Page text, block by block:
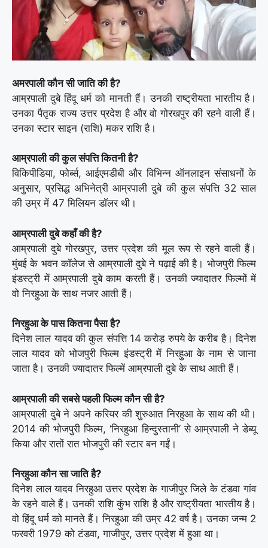
अमरपाली कौन सी जाति की है?
आम्रपाली दुबे हिंदू धर्म को मानती हैं। उनकी राष्ट्रीयता भारतीय है।
उनका पैतृक राज्य उत्तर प्रदेश है और वो गोरखपुर की रहने वाली हैं।
उनका स्टार साइन (राशि) मकर राशि है।
आम्रपाली की कुल संपत्ति कितनी है?
विकिपीडिया, फोर्ब्स, आईएमडीबी और विभिन्न ऑनलाइन संसाधनों के
अनुसार, प्रसिद्ध अभिनेत्री आम्रपाली दुबे की कुल संपत्ति 32 साल
की उम्र में 47 मिलियन डॉलर थी।
आम्रपाली दुबे कहाँ की है?
आम्रपाली दुबे गोरखपुर, उत्तर प्रदेश की मूल रूप से रहने वाली हैं।
मुंबई के भवन कॉलेज से आम्रपाली दुबे ने पढ़ाई की है। भोजपुरी फिल्म
इंडस्ट्री में आम्रपाली दुबे काम करती हैं। उनकी ज्यादातर फिल्मों में
वो निरहुआ के साथ नजर आती हैं।
निरहुआ के पास कितना पैसा है?
दिनेश लाल यादव की कुल संपत्ति 14 करोड़ रुपये के करीब है। दिनेश
लाल यादव को भोजपुरी फिल्म इंडस्ट्री में निरहुआ के नाम से जाना
जाता है। उनकी ज्यादातर फिल्में आम्रपाली दुबे के साथ आती हैं।
आम्रपाली की सबसे पहली फिल्म कौन सी है?
आम्रपाली दुबे ने अपने करियर की शुरुआत निरहुआ के साथ की थी।
2014 की भोजपुरी फिल्म, ‘निरहुआ हिन्दुस्तानी’ से आम्रपाली ने डेब्यू
किया और रातों रात भोजपुरी की स्टार बन गईं।
निरहुआ कौन सा जाति है?
दिनेश लाल यादव निरहुआ उत्तर प्रदेश के गाजीपुर जिले के टंडवा गांव
के रहने वाले हैं। उनकी राशि कुंभ राशि है और राष्ट्रीयता भारतीय है।
वो हिंदू धर्म को मानते हैं। निरहुआ की उम्र 42 वर्ष है। उनका जन्म 2
फरवरी 1979 को टंडवा, गाजीपुर, उत्तर प्रदेश में हुआ था।